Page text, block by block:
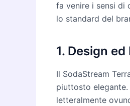
fa venire i sensi di
lo standard del
1. Design
Il SodaStream
piuttosto
letteralmente